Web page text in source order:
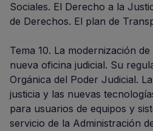
Sociales. El Derecho a la
de Derechos. El plan de
Tema 10. La modernización
nueva oficina judicial. Su
Orgánica del Poder Judicial.
justicia y las nuevas
para usuarios de equipos y
servicio de la Administración